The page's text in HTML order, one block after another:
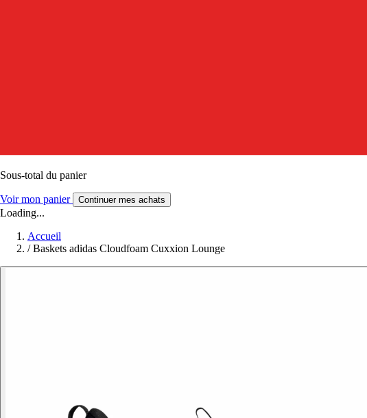
Sous-total du panier
Voir mon panier Continuer mes achats
Loading...
Accueil
/ Baskets adidas Cloudfoam Cuxxion Lounge